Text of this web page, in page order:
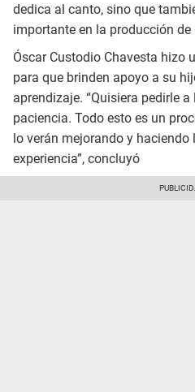
dedica al canto, sino que
importante en la producción de
Óscar Custodio Chavesta hizo
para que brinden apoyo a su
aprendizaje. “Quisiera pedirle
paciencia. Todo esto es un
lo verán mejorando y
experiencia”, concluyó